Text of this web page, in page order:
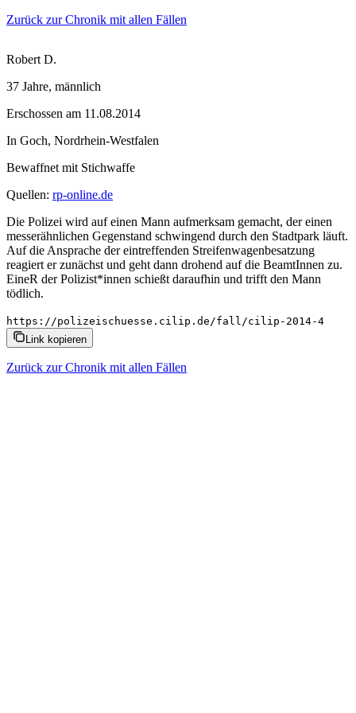
Zurück zur Chronik mit allen Fällen
Robert D.
37 Jahre, männlich
Erschossen am 11.08.2014
In Goch, Nordrhein-Westfalen
Bewaffnet mit Stichwaffe
Quellen: rp-online.de
Die Polizei wird auf einen Mann aufmerksam gemacht, der einen
messerähnlichen Gegenstand schwingend durch den Stadtpark läuft.
Auf die Ansprache der eintreffenden Streifenwagenbesatzung
reagiert er zunächst und geht dann drohend auf die BeamtInnen zu.
EineR der Polizist*innen schießt daraufhin und trifft den Mann
tödlich.
https://polizeischuesse.cilip.de/fall/cilip-2014-4
Link kopieren
Zurück zur Chronik mit allen Fällen